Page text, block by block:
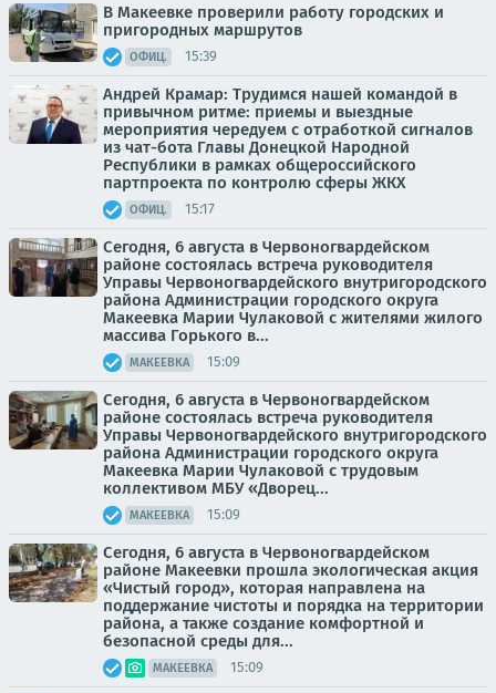
В Макеевке проверили работу городских и
пригородных маршрутов
ОФИЦ. 15:39
Андрей Крамар: Трудимся нашей командой в
привычном ритме: приемы и выездные
мероприятия чередуем с отработкой сигналов
из чат-бота Главы Донецкой Народной
Республики в рамках общероссийского
партпроекта по контролю сферы ЖКХ
ОФИЦ. 15:17
Сегодня, 6 августа в Червоногвардейском
районе состоялась встреча руководителя
Управы Червоногвардейского внутригородского
района Администрации городского округа
Макеевка Марии Чулаковой с жителями жилого
массива Горького в...
МАКЕЕВКА 15:09
Сегодня, 6 августа в Червоногвардейском
районе состоялась встреча руководителя
Управы Червоногвардейского внутригородского
района Администрации городского округа
Макеевка Марии Чулаковой с трудовым
коллективом МБУ «Дворец...
МАКЕЕВКА 15:09
Сегодня, 6 августа в Червоногвардейском
районе Макеевки прошла экологическая акция
«Чистый город», которая направлена на
поддержание чистоты и порядка на территории
района, а также создание комфортной и
безопасной среды для...
МАКЕЕВКА 15:09